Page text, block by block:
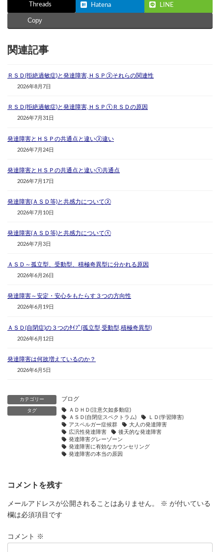
Threads Hatena LINE
Copy
関連記事
ＲＳＤ(拒絶過敏症)と発達障害,ＨＳＰ②それらの関連性
2026年8月7日
ＲＳＤ(拒絶過敏症)と発達障害,ＨＳＰ①ＲＳＤの原因
2026年7月31日
発達障害とＨＳＰの共通点と違い②違い
2026年7月24日
発達障害とＨＳＰの共通点と違い①共通点
2026年7月17日
発達障害(ＡＳＤ等)と共感力について②
2026年7月10日
発達障害(ＡＳＤ等)と共感力について①
2026年7月3日
ＡＳＤ～孤立型、受動型、積極奇異型に分かれる原因
2026年6月26日
発達障害～安定・安心をもたらす３つの方向性
2026年6月19日
ＡＳＤ(自閉症)の３つのﾀｲﾌﾟ(孤立型,受動型,積極奇異型)
2026年6月12日
発達障害は何故増えているのか？
2026年6月5日
カテゴリー ブログ
タグ
ＡＤＨＤ(注意欠如多動症)
ＡＳＤ(自閉症スペクトラム)
ＬＤ(学習障害)
アスペルガー症候群
大人の発達障害
広汎性発達障害
後天的な発達障害
発達障害グレーゾーン
発達障害に有効なカウンセリング
発達障害の本当の原因
コメントを残す
メールアドレスが公開されることはありません。 ※ が付いている
欄は必須項目です
コメント ※